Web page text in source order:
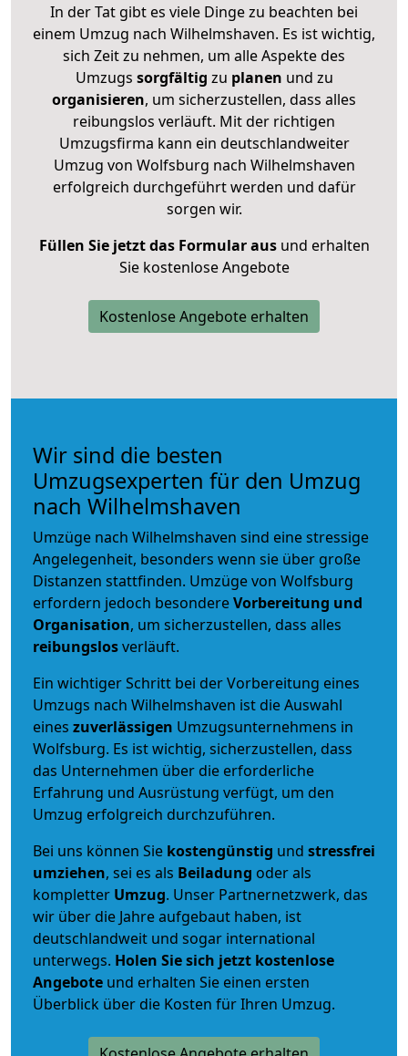
In der Tat gibt es viele Dinge zu beachten bei
einem Umzug nach Wilhelmshaven. Es ist wichtig,
sich Zeit zu nehmen, um alle Aspekte des
Umzugs sorgfältig zu planen und zu
organisieren, um sicherzustellen, dass alles
reibungslos verläuft. Mit der richtigen
Umzugsfirma kann ein deutschlandweiter
Umzug von Wolfsburg nach Wilhelmshaven
erfolgreich durchgeführt werden und dafür
sorgen wir.
Füllen Sie jetzt das Formular ausund erhalten
Sie kostenlose Angebote
Kostenlose Angebote erhalten
Wir sind die besten
Umzugsexperten für den Umzug
nach Wilhelmshaven
Umzüge nach Wilhelmshaven sind eine stressige
Angelegenheit, besonders wenn sie über große
Distanzen stattfinden. Umzüge von Wolfsburg
erfordern jedoch besondereVorbereitung und
Organisation, um sicherzustellen, dass alles
reibungslosverläuft.
Ein wichtiger Schritt bei der Vorbereitung eines
Umzugs nach Wilhelmshaven ist die Auswahl
eines zuverlässigen Umzugsunternehmens in
Wolfsburg. Es ist wichtig, sicherzustellen, dass
das Unternehmen über die erforderliche
Erfahrung und Ausrüstung verfügt, um den
Umzug erfolgreich durchzuführen.
Bei uns können Sie kostengünstig und stressfrei
umziehen, sei es als Beiladung oder als
kompletter Umzug. Unser Partnernetzwerk, das
wir über die Jahre aufgebaut haben, ist
deutschlandweit und sogar international
unterwegs. Holen Sie sich jetzt kostenlose
Angebote und erhalten Sie einen ersten
Überblick über die Kosten für Ihren Umzug.